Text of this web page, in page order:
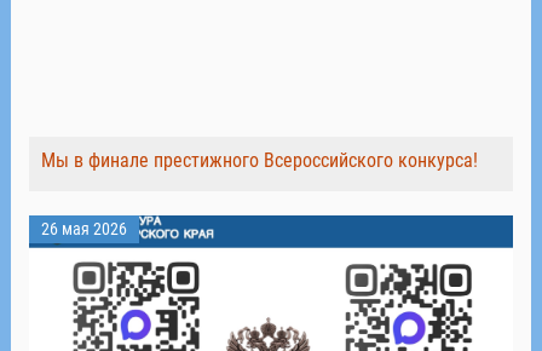
Мы в финале престижного Всероссийского конкурса!
26 мая 2026